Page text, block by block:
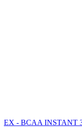
EX - BCAA INSTANT